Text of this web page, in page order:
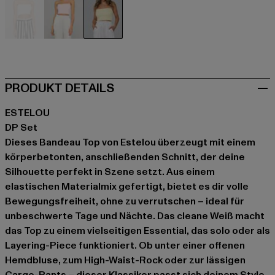
PRODUKT DETAILS
ESTELOU
DP Set
Dieses Bandeau Top von Estelou überzeugt mit einem
körperbetonten, anschließenden Schnitt, der deine
Silhouette perfekt in Szene setzt. Aus einem
elastischen Materialmix gefertigt, bietet es dir volle
Bewegungsfreiheit, ohne zu verrutschen – ideal für
unbeschwerte Tage und Nächte. Das cleane Weiß macht
das Top zu einem vielseitigen Essential, das solo oder als
Layering-Piece funktioniert. Ob unter einer offenen
Hemdbluse, zum High-Waist-Rock oder zur lässigen